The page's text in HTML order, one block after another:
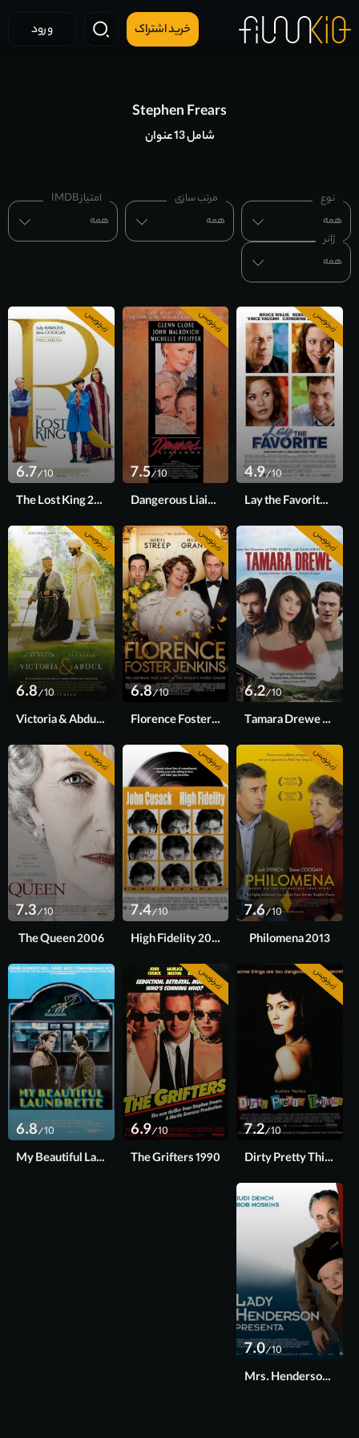
خرید اشتراک ورود
Stephen Frears
شامل 13 عنوان
نوع
همه
مرتب سازی
همه
امتیاز IMDB
همه
ژانر
همه
زیرنویس
4.9/10
Lay the Favorite 2012
زیرنویس
7.5/10
Dangerous Liaisons 1988
زیرنویس
6.7/10
The Lost King 2022
زیرنویس
6.2/10
Tamara Drewe 2010
زیرنویس
6.8/10
Florence Foster Jenkins 2016
زیرنویس
6.8/10
Victoria & Abdul 2017
زیرنویس
7.6/10
Philomena 2013
زیرنویس
7.4/10
High Fidelity 2000
زیرنویس
7.3/10
The Queen 2006
زیرنویس
7.2/10
Dirty Pretty Things 2002
زیرنویس
6.9/10
The Grifters 1990
6.8/10
My Beautiful Laundrette 1985
7.0/10
Mrs. Henderson Presents 2005